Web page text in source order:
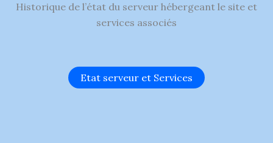
Historique de l’état du serveur hébergeant le site et
services associés
Etat serveur et Services